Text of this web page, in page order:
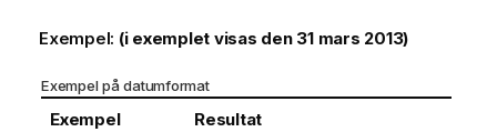
Exempel: (i exemplet visas den 31 mars 2013)
Exempel på datumformat
Exempel Resultat